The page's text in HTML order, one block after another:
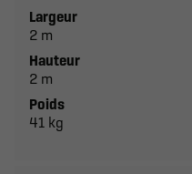
Largeur
2 m
Hauteur
2 m
Poids
41 kg